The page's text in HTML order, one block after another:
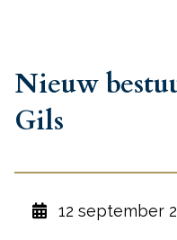
Nieuw
Gils
12 september